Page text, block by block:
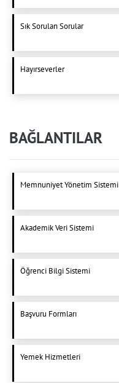
Sık Sorulan Sorular
Hayırseverler
BAĞLANTILAR
Memnuniyet Yönetim Sistemi
Akademik Veri Sistemi
Öğrenci Bilgi Sistemi
Başvuru Formları
Yemek Hizmetleri